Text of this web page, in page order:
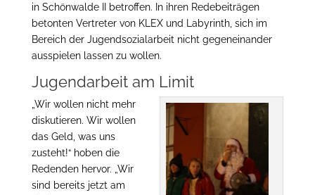
in Schönwalde II betroffen. In ihren Redebeiträgen
betonten Vertreter von KLEX und Labyrinth, sich im
Bereich der Jugendsozialarbeit nicht gegeneinander
ausspielen lassen zu wollen.
Jugendarbeit am Limit
„Wir wollen nicht mehr
diskutieren. Wir wollen
das Geld, was uns
zusteht!“ hoben die
Redenden hervor. „Wir
sind bereits jetzt am